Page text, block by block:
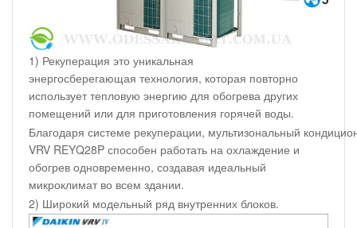
1) Рекуперация это уникальная
энергосберегающая технология, которая повторно
использует тепловую энергию для обогрева других
помещений или для приготовления горячей воды.
Благодаря системе рекуперации, мультизональный
VRV REYQ28P способен работать на охлаждение и
обогрев одновременно, создавая идеальный
микроклимат во всем здании.
2) Широкий модельный ряд внутренних блоков.